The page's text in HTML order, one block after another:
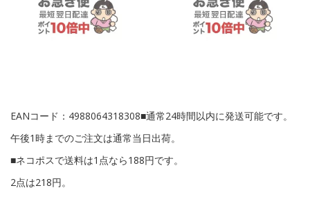
EANコード：4988064318308■通常24時間以内に発送可能です。
午後1時までのご注文は通常当日出荷。
■ネコポスで送料は1点なら188円です。
2点は218円。